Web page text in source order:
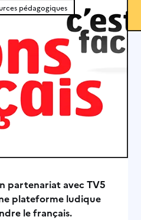
pédagogiques
partenariat avec TV5
plateforme ludique
le français.